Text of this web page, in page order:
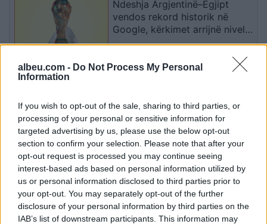
albeu.com - Do Not Process My Personal
Information
If you wish to opt-out of the sale, sharing to third parties, or
processing of your personal or sensitive information for
targeted advertising by us, please use the below opt-out
section to confirm your selection. Please note that after your
opt-out request is processed you may continue seeing
interest-based ads based on personal information utilized by
us or personal information disclosed to third parties prior to
your opt-out. You may separately opt-out of the further
disclosure of your personal information by third parties on the
IAB’s list of downstream participants. This information may
Ndeshja Argjentinë–Egjipt
vendos rekord historik në
Google, kërkimet arrijnë nivele
të papara
Kina zbulon robotë humanoidë
shoqëri afatgjatë